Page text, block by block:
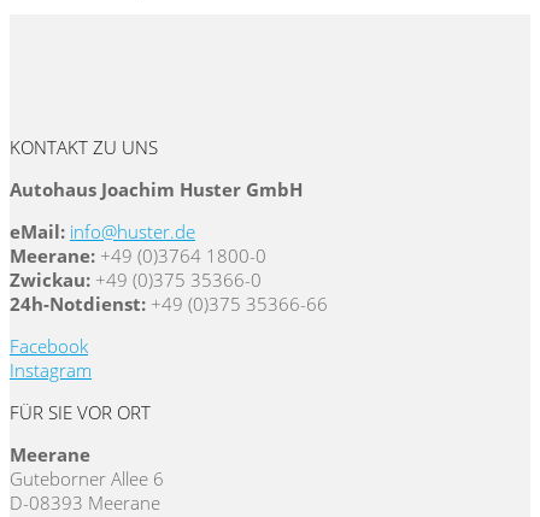
KONTAKT ZU UNS
Autohaus Joachim Huster GmbH
eMail: info@huster.de
Meerane: +49 (0)3764 1800-0
Zwickau: +49 (0)375 35366-0
24h-Notdienst: +49 (0)375 35366-66
Facebook
Instagram
FÜR SIE VOR ORT
Meerane
Guteborner Allee 6
D-08393 Meerane